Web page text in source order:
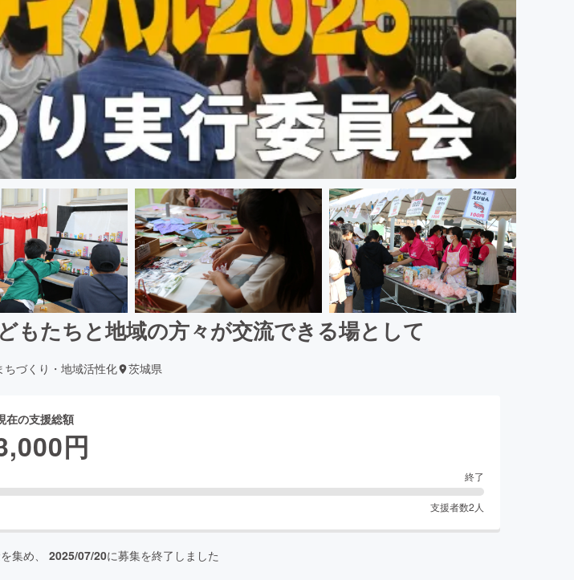
もたちと地域の方々が交流できる場として
ちづくり・地域活性化 茨城県
在の支援総額
円
終了
支援者数2 人
集め、 2025/07/20に募集を終了しました